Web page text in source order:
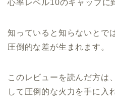
心率レベル10のキャップに
知っていると知らないとで
圧倒的な差が生まれます。
このレビューを読んだ方は
して圧倒的な火力を手に入